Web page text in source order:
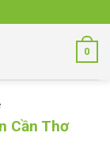
0
Cần Thơ